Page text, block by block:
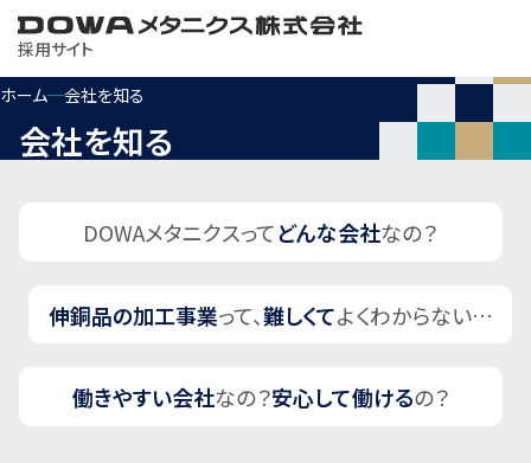
採用サイト
工場見学について
ホーム 会社を知る
会社を知る
DOWAメタニクスってどんな会社なの？
伸銅品の加工事業って、難しくてよくわからない…
働きやすい会社なの？安心して働けるの？